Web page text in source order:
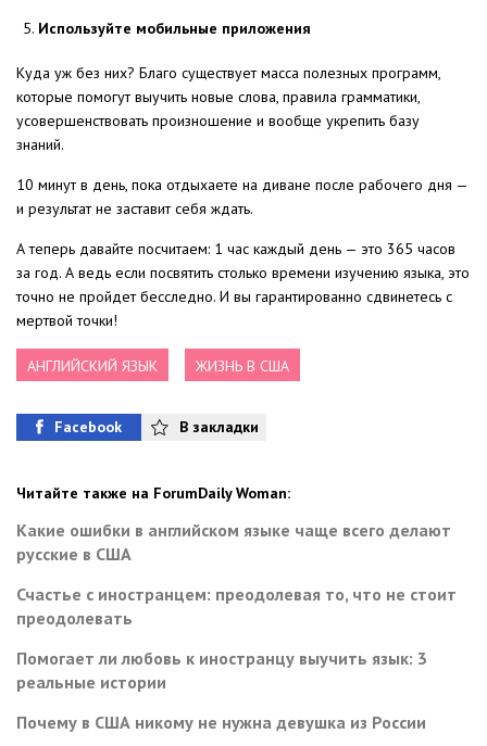
Используйте мобильные приложения
Куда уж без них? Благо существует масса полезных программ,
которые помогут выучить новые слова, правила грамматики,
усовершенствовать произношение и вообще укрепить базу
знаний.
10 минут в день, пока отдыхаете на диване после рабочего дня —
и результат не заставит себя ждать.
А теперь давайте посчитаем: 1 час каждый день — это 365 часов
за год. А ведь если посвятить столько времени изучению языка, это
точно не пройдет бесследно. И вы гарантированно сдвинетесь с
мертвой точки!
АНГЛИЙСКИЙ ЯЗЫК ЖИЗНЬ В США
Facebook В закладки
Читайте также на ForumDaily Woman:
Какие ошибки в английском языке чаще всего делают
русские в США
Счастье с иностранцем: преодолевая то, что не стоит
преодолевать
Помогает ли любовь к иностранцу выучить язык: 3
реальные истории
Почему в США никому не нужна девушка из России